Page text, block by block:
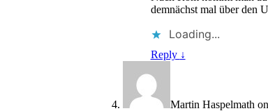
demnächst mal über den
Loading...
Reply ↓
Martin Haspelmath on